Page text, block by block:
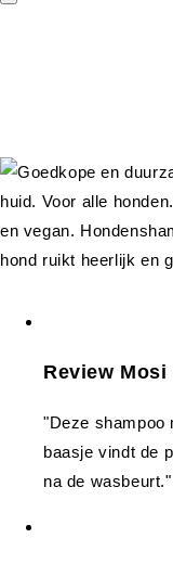
Review Mosi
"Deze shampoo
baasje vindt de
na de wasbeurt."